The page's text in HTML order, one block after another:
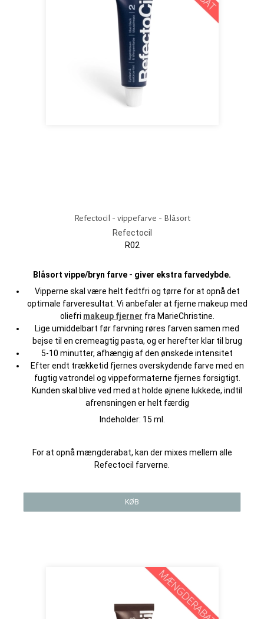
Refectocil - vippefarve - Blåsort
Refectocil
R02
Blåsort vippe/bryn farve - giver ekstra farvedybde.
Vipperne skal være helt fedtfri og tørre for at opnå det
optimale farveresultat. Vi anbefaler at fjerne makeup med
oliefri makeup fjerner fra MarieChristine.
Lige umiddelbart før farvning røres farven samen med
bejse til en cremeagtig pasta, og er herefter klar til brug
5-10 minutter, afhængig af den ønskede intensitet
Efter endt trækketid fjernes overskydende farve med en
fugtig vatrondel og vippeformaterne fjernes forsigtigt.
Kunden skal blive ved med at holde øjnene lukkede, indtil
afrensningen er helt færdig
Indeholder: 15 ml.
For at opnå mængderabat, kan der mixes mellem alle
Refectocil farverne.
KØB